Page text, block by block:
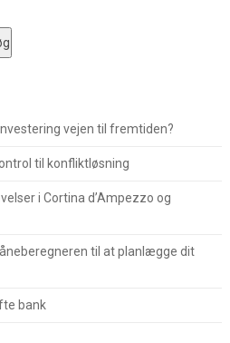
vejen til fremtiden?
til konfliktløsning
i Cortina d’Ampezzo og
til at planlægge dit
bank